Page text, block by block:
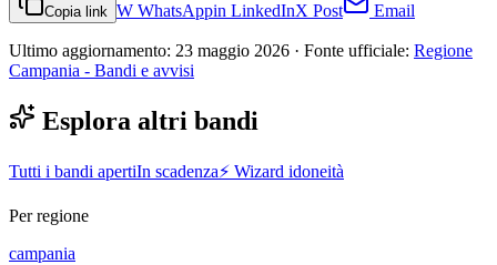
Copia link W WhatsAppin LinkedInX Post Email
Ultimo aggiornamento: 23 maggio 2026 · Fonte ufficiale: Regione
Campania - Bandi e avvisi
Esplora altri bandi
Tutti i bandi apertiIn scadenza⚡ Wizard idoneità
Per regione
campania